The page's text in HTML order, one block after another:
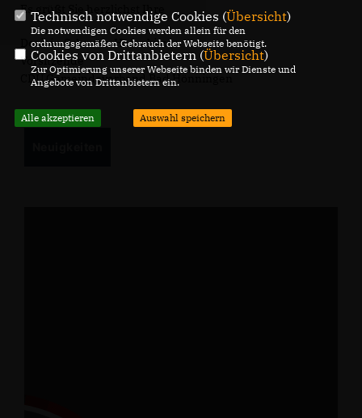
Es grüßt Sie herzlichst Ihre
Desirée Schwarz-Hofenbitzer
Vorsitzende
CDU Gemeindeverband Bad Hönningen
Technisch notwendige Cookies (Übersicht)
Die notwendigen Cookies werden allein für den
ordnungsgemäßen Gebrauch der Webseite benötigt.
Cookies von Drittanbietern (Übersicht)
Zur Optimierung unserer Webseite binden wir Dienste und
Angebote von Drittanbietern ein.
Alle akzeptieren Auswahl speichern